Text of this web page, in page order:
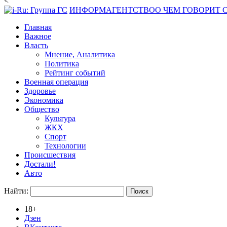
ИНФОРМАГЕНТСТВОО ЧЕМ ГОВОРИТ
Главная
Важное
Власть
Мнение, Аналитика
Политика
Рейтинг событий
Военная операция
Здоровье
Экономика
Общество
Культура
ЖКХ
Спорт
Технологии
Происшествия
Достали!
Авто
Найти:
18+
Дзен